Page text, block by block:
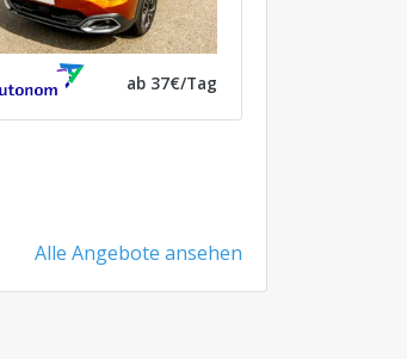
ab 37€/Tag
Alle Angebote ansehen